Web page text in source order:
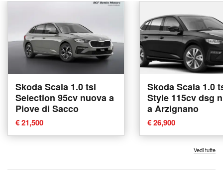
Skoda Scala 1.0 tsi
Selection 95cv nuova a
Piove di Sacco
€ 21,500
Skoda Scala 1.0
Style 115cv dsg
a Arzignano
€ 26,900
Vedi tutte